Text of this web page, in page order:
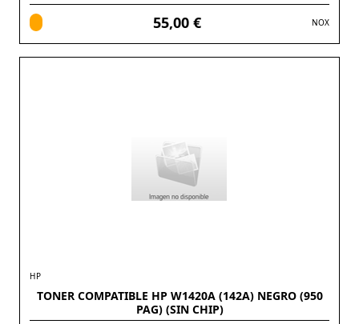
55,00 € NOX
HP
TONER COMPATIBLE HP W1420A (142A) NEGRO (950
PAG) (SIN CHIP)